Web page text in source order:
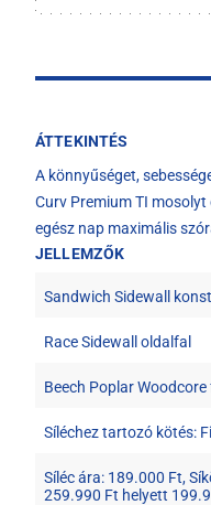
ÁTTEKINTÉS
A könnyűséget,
Curv Premium TI
egész nap maximális
JELLEMZŐK
Sandwich Sidewall
Race Sidewall oldalfal
Beech Poplar
Síléchez tartozó kötés:
Síléc ára: 189.000 Ft,
259.990 Ft helyett